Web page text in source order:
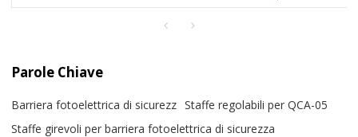
Parole Chiave
Barriera fotoelettrica di sicurezz Staffe regolabili per QCA-05
Staffe girevoli per barriera fotoelettrica di sicurezza